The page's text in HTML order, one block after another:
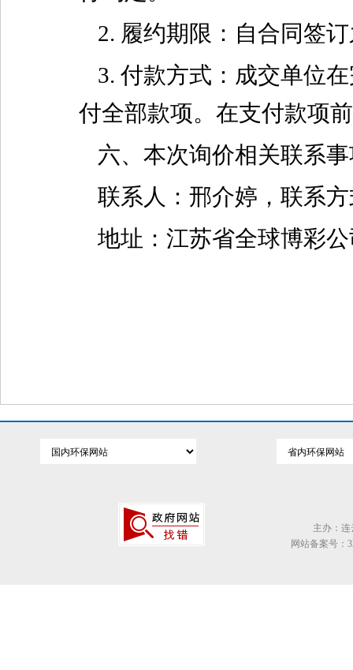
2. 履约期限：自合同签
3. 付款方式：成交单位
付全部款项。在支付款项
六、本次询价相关联系
联系人：邢介婷，联系方
地址：江苏省全球博彩
主办：
网站备案号：